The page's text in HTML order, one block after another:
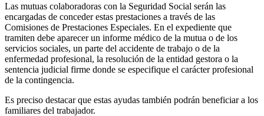
Las mutuas colaboradoras con la Seguridad Social serán las
encargadas de conceder estas prestaciones a través de las
Comisiones de Prestaciones Especiales. En el expediente que
tramiten debe aparecer un informe médico de la mutua o de los
servicios sociales, un parte del accidente de trabajo o de la
enfermedad profesional, la resolución de la entidad gestora o la
sentencia judicial firme donde se especifique el carácter profesional
de la contingencia.
Es preciso destacar que estas ayudas también podrán beneficiar a los
familiares del trabajador.